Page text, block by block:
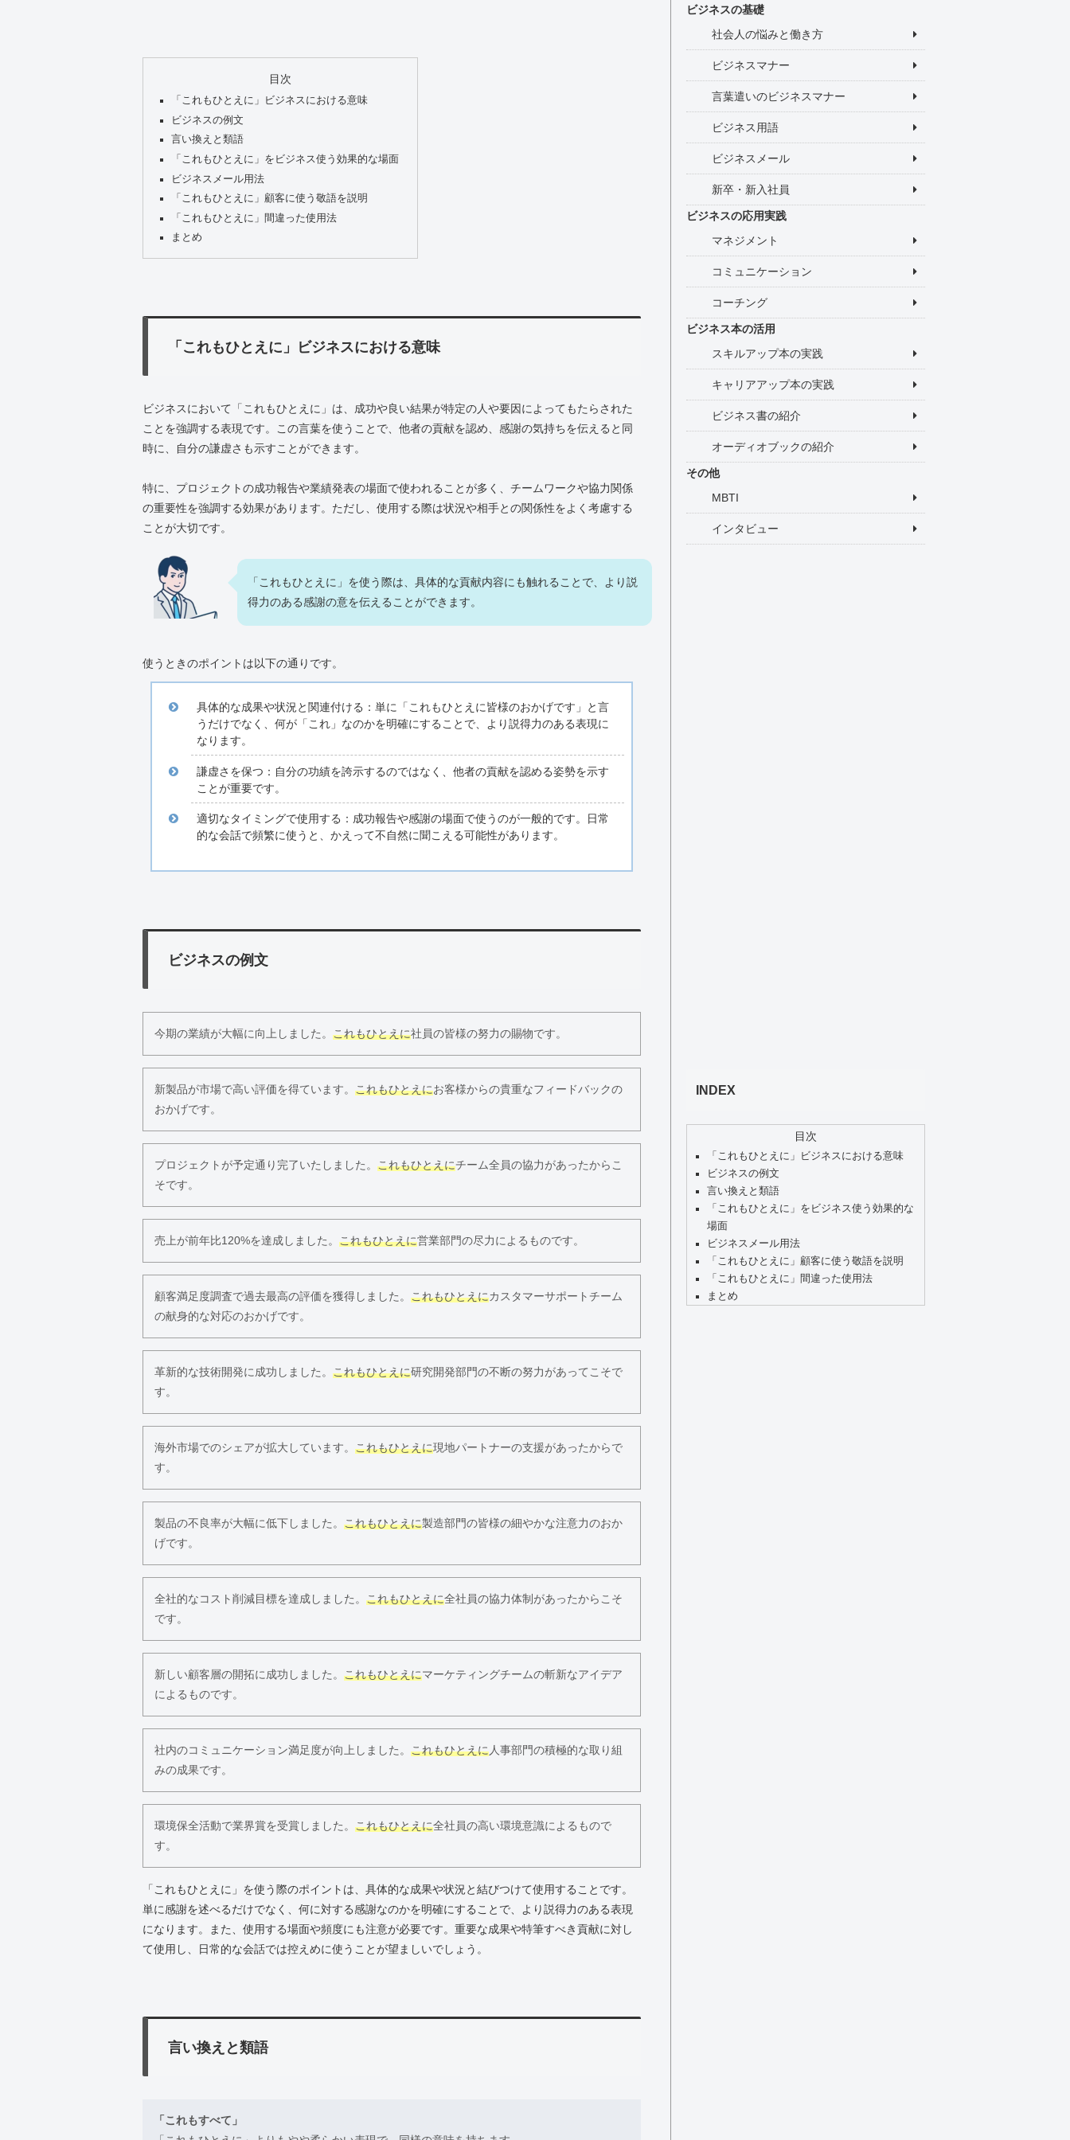
目次
「これもひとえに」ビジネスにおける意味
ビジネスの例文
言い換えと類語
「これもひとえに」をビジネス使う効果的な場面
ビジネスメール用法
「これもひとえに」顧客に使う敬語を説明
「これもひとえに」間違った使用法
まとめ
「これもひとえに」ビジネスにおける意味
ビジネスにおいて「これもひとえに」は、成功や良い結果が特定の人や要因によってもたらされた
ことを強調する表現です。この言葉を使うことで、他者の貢献を認め、感謝の気持ちを伝えると同
時に、自分の謙虚さも示すことができます。
特に、プロジェクトの成功報告や業績発表の場面で使われることが多く、チームワークや協力関係
の重要性を強調する効果があります。ただし、使用する際は状況や相手との関係性をよく考慮する
ことが大切です。
「これもひとえに」を使う際は、具体的な貢献内容にも触れることで、より説
得力のある感謝の意を伝えることができます。
使うときのポイントは以下の通りです。
具体的な成果や状況と関連付ける：単に「これもひとえに皆様のおかげです」と言
うだけでなく、何が「これ」なのかを明確にすることで、より説得力のある表現に
なります。
謙虚さを保つ：自分の功績を誇示するのではなく、他者の貢献を認める姿勢を示す
ことが重要です。
適切なタイミングで使用する：成功報告や感謝の場面で使うのが一般的です。日常
的な会話で頻繁に使うと、かえって不自然に聞こえる可能性があります。
ビジネスの例文
今期の業績が大幅に向上しました。 これもひとえに社員の皆様の努力の賜物です。
新製品が市場で高い評価を得ています。 これもひとえにお客様からの貴重なフィードバックの
おかげです。
プロジェクトが予定通り完了いたしました。 これもひとえにチーム全員の協力があったからこ
そです。
売上が前年比120%を達成しました。 これもひとえに営業部門の尽力によるものです。
顧客満足度調査で過去最高の評価を獲得しました。 これもひとえにカスタマーサポートチーム
の献身的な対応のおかげです。
革新的な技術開発に成功しました。 これもひとえに研究開発部門の不断の努力があってこそで
す。
海外市場でのシェアが拡大しています。 これもひとえに現地パートナーの支援があったからで
す。
製品の不良率が大幅に低下しました。 これもひとえに製造部門の皆様の細やかな注意力のおか
げです。
全社的なコスト削減目標を達成しました。 これもひとえに全社員の協力体制があったからこそ
です。
新しい顧客層の開拓に成功しました。 これもひとえにマーケティングチームの斬新なアイデア
によるものです。
社内のコミュニケーション満足度が向上しました。 これもひとえに人事部門の積極的な取り組
みの成果です。
環境保全活動で業界賞を受賞しました。 これもひとえに全社員の高い環境意識によるもので
す。
「これもひとえに」を使う際のポイントは、具体的な成果や状況と結びつけて使用することです。
単に感謝を述べるだけでなく、何に対する感謝なのかを明確にすることで、より説得力のある表現
になります。また、使用する場面や頻度にも注意が必要です。重要な成果や特筆すべき貢献に対し
て使用し、日常的な会話では控えめに使うことが望ましいでしょう。
言い換えと類語
「これもすべて」
ビジネスの基礎
社会人の悩みと働き方
ビジネスマナー
言葉遣いのビジネスマナー
ビジネス用語
ビジネスメール
新卒・新入社員
ビジネスの応用実践
マネジメント
コミュニケーション
コーチング
ビジネス本の活用
スキルアップ本の実践
キャリアアップ本の実践
ビジネス書の紹介
オーディオブックの紹介
その他
MBTI
インタビュー
INDEX
目次
「これもひとえに」ビジネスにおける意味
ビジネスの例文
言い換えと類語
「これもひとえに」をビジネス使う効果的な
場面
ビジネスメール用法
「これもひとえに」顧客に使う敬語を説明
「これもひとえに」間違った使用法
まとめ